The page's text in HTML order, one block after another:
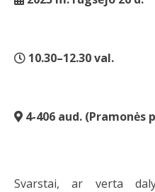
10.30–12.30 val.
4-406 aud. (Pramonės
Svarstai, ar verta